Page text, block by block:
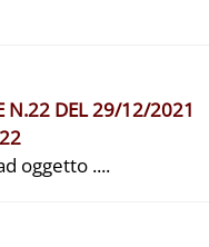
N.22 DEL 29/12/2021
oggetto ....